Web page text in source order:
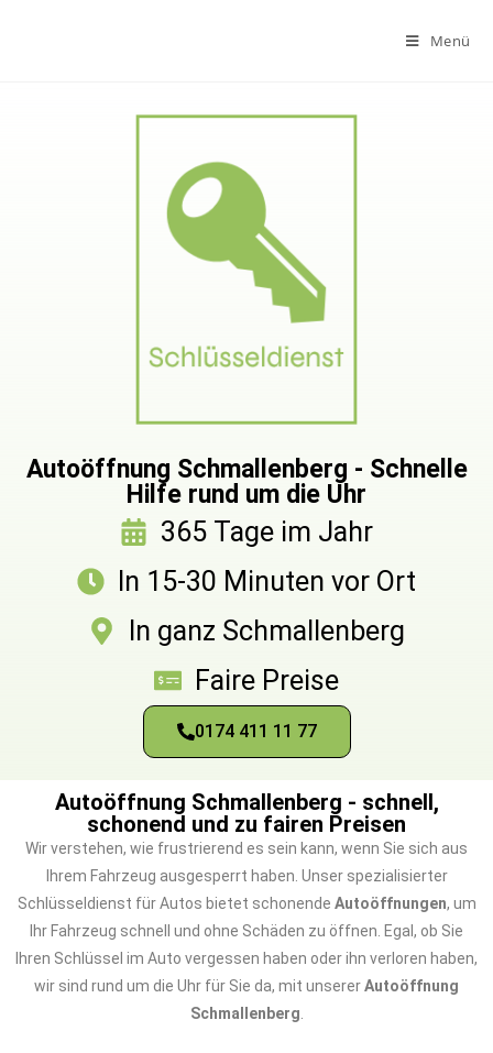
Menü
Autoöffnung Schmallenberg - Schnelle
Hilfe rund um die Uhr
365 Tage im Jahr
In 15-30 Minuten vor Ort
In ganz Schmallenberg
Faire Preise
0174 411 11 77
Autoöffnung Schmallenberg - schnell,
schonend und zu fairen Preisen
Wir verstehen, wie frustrierend es sein kann, wenn Sie sich aus
Ihrem Fahrzeug ausgesperrt haben. Unser spezialisierter
Schlüsseldienst für Autos bietet schonende Autoöffnungen, um
Ihr Fahrzeug schnell und ohne Schäden zu öffnen. Egal, ob Sie
Ihren Schlüssel im Auto vergessen haben oder ihn verloren haben,
wir sind rund um die Uhr für Sie da, mit unsererAutoöffnung
Schmallenberg